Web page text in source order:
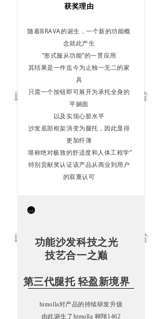
获奖理由
随着BRAVA的诞生，一个新的功能概
念就此产生
“形式服从功能”的一贯应用
其结果是一件迄今为止独一无二的家
具
只需一个按钮即可展开为承托全身的
平躺面
以及实现心脏水平
沙发底部框架演变为腿托，因此显得
更加纤薄
堪称绝对极致的舒适度和人体工程学”
特别贡献奖认证该产品从商业到用户
的双重认可
功
沙
技
之
功能沙发科技之光
技艺合一之巅
第三代腿托 轻盈新境界
himolla对产品的持续研发升级
由此诞生了himolla 翱翔1462